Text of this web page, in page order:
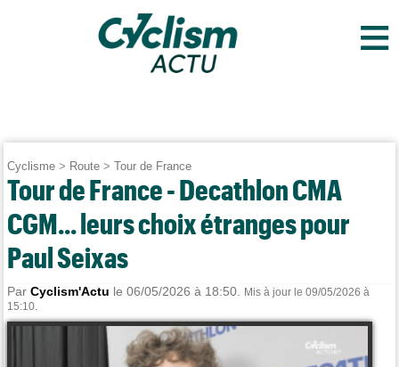
≡
Cyclisme > Route >Tour de France
Tour de France - Decathlon CMA
CGM... leurs choix étranges pour
Paul Seixas
ParCyclism'Actu le 06/05/2026 à 18:50.
Mis à jour le 09/05/2026 à
15:10.